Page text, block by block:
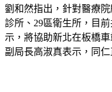
診所、29區衛生所，目
示，將協助新北在板橋
副局長高淑真表示，同